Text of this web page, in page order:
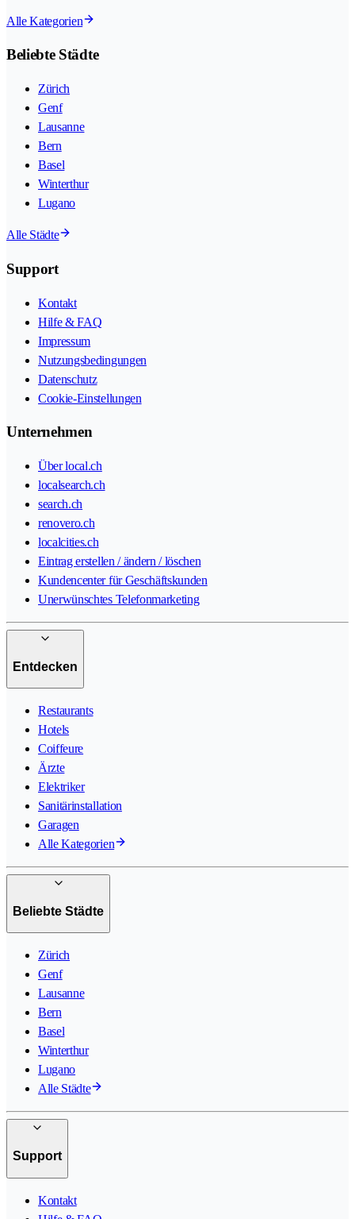
Alle Kategorien
Beliebte Städte
Zürich
Genf
Lausanne
Bern
Basel
Winterthur
Lugano
Alle Städte
Support
Kontakt
Hilfe & FAQ
Impressum
Nutzungsbedingungen
Datenschutz
Cookie-Einstellungen
Unternehmen
Über local.ch
localsearch.ch
search.ch
renovero.ch
localcities.ch
Eintrag erstellen / ändern / löschen
Kundencenter für Geschäftskunden
Unerwünschtes Telefonmarketing
Entdecken
Restaurants
Hotels
Coiffeure
Ärzte
Elektriker
Sanitärinstallation
Garagen
Alle Kategorien
Beliebte Städte
Zürich
Genf
Lausanne
Bern
Basel
Winterthur
Lugano
Alle Städte
Support
Kontakt